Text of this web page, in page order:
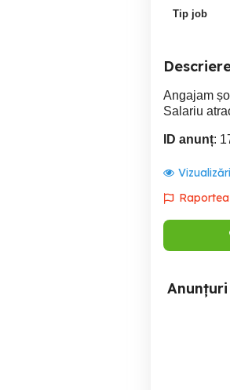
Tip job
Angajam
Salariu
ID anunț: